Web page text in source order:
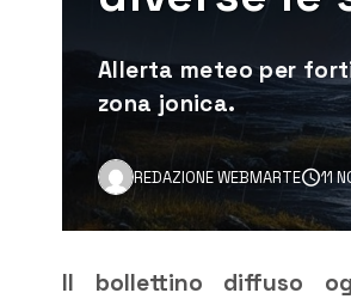
Allerta meteo per
zona jonica.
REDAZIONE WEBMARTE 11
Il bollettino diffuso